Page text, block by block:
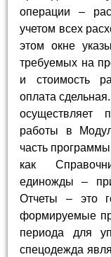
операции –
учетом всех
этом окне
требуемых на
и стоимость
оплата
осуществляет
работы в
часть
как
единожды –
Отчеты – это
формируемые
периода для
спецодежда